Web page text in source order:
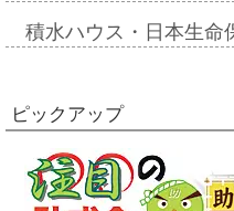
積水ハウス・日本生
ピックアップ